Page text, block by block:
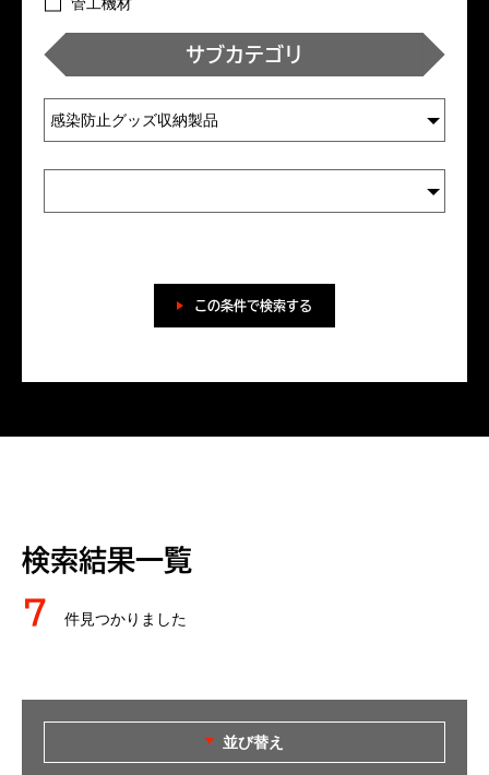
サブカテゴリ
この条件で検索する
検索結果一覧
7 件見つかりました
並び替え